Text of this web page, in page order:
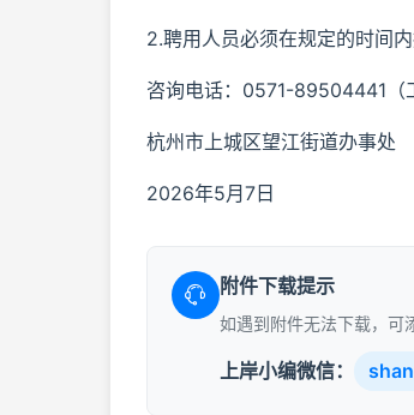
2.聘用人员必须在规定的时间
咨询电话：0571-89504441（
杭州市上城区望江街道办事处
2026年5月7日
附件下载提示
如遇到附件无法下载，可
上岸小编微信：